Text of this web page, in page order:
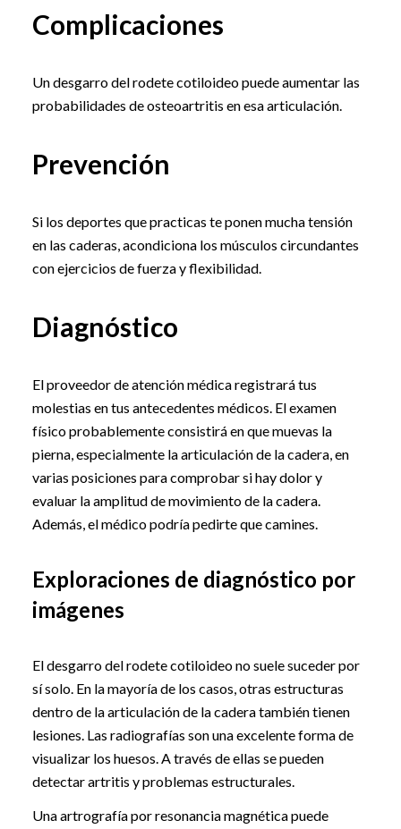
Complicaciones
Un desgarro del rodete cotiloideo puede aumentar las
probabilidades de osteoartritis en esa articulación.
Prevención
Si los deportes que practicas te ponen mucha tensión
en las caderas, acondiciona los músculos circundantes
con ejercicios de fuerza y flexibilidad.
Diagnóstico
El proveedor de atención médica registrará tus
molestias en tus antecedentes médicos. El examen
físico probablemente consistirá en que muevas la
pierna, especialmente la articulación de la cadera, en
varias posiciones para comprobar si hay dolor y
evaluar la amplitud de movimiento de la cadera.
Además, el médico podría pedirte que camines.
Exploraciones de diagnóstico por
imágenes
El desgarro del rodete cotiloideo no suele suceder por
sí solo. En la mayoría de los casos, otras estructuras
dentro de la articulación de la cadera también tienen
lesiones. Las radiografías son una excelente forma de
visualizar los huesos. A través de ellas se pueden
detectar artritis y problemas estructurales.
Una artrografía por resonancia magnética puede